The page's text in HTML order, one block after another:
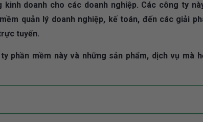
kinh doanh cho các doanh nghiệp. Các công ty
quản lý doanh nghiệp, kế toán, đến các giải
tuyến.
phần mềm này và những sản phẩm, dịch vụ mà